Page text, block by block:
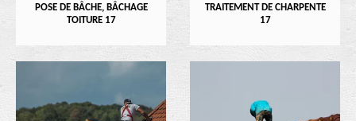
POSE DE BÂCHE, BÂCHAGE
TOITURE 17
TRAITEMENT DE CHARPENTE
17